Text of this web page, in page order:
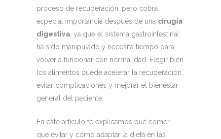
proceso de recuperación, pero cobra
especial importancia después de una cirugía
digestiva , ya que el sistema gastrointestinal
ha sido manipulado y necesita tiempo para
volver a funcionar con normalidad. Elegir bien
los alimentos puede acelerar la recuperación,
evitar complicaciones y mejorar el bienestar
general del paciente.
En este artículo te explicamos qué comer,
qué evitar y cómo adaptar la dieta en las